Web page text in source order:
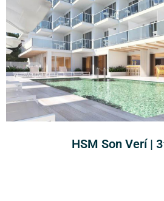
HSM Son Verí |